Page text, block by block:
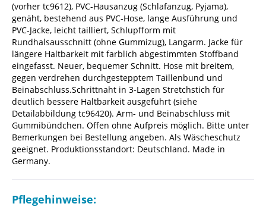
(vorher tc9612), PVC-Hausanzug (Schlafanzug, Pyjama),
genäht, bestehend aus PVC-Hose, lange Ausführung und
PVC-Jacke, leicht tailliert, Schlupfform mit
Rundhalsausschnitt (ohne Gummizug), Langarm. Jacke für
längere Haltbarkeit mit farblich abgestimmten Stoffband
eingefasst. Neuer, bequemer Schnitt. Hose mit breitem,
gegen verdrehen durchgestepptem Taillenbund und
Beinabschluss.Schrittnaht in 3-Lagen Stretchstich für
deutlich bessere Haltbarkeit ausgeführt (siehe
Detailabbildung tc96420). Arm- und Beinabschluss mit
Gummibündchen. Offen ohne Aufpreis möglich. Bitte unter
Bemerkungen bei Bestellung angeben. Als Wäscheschutz
geeignet. Produktionsstandort: Deutschland. Made in
Germany.
Pflegehinweise: